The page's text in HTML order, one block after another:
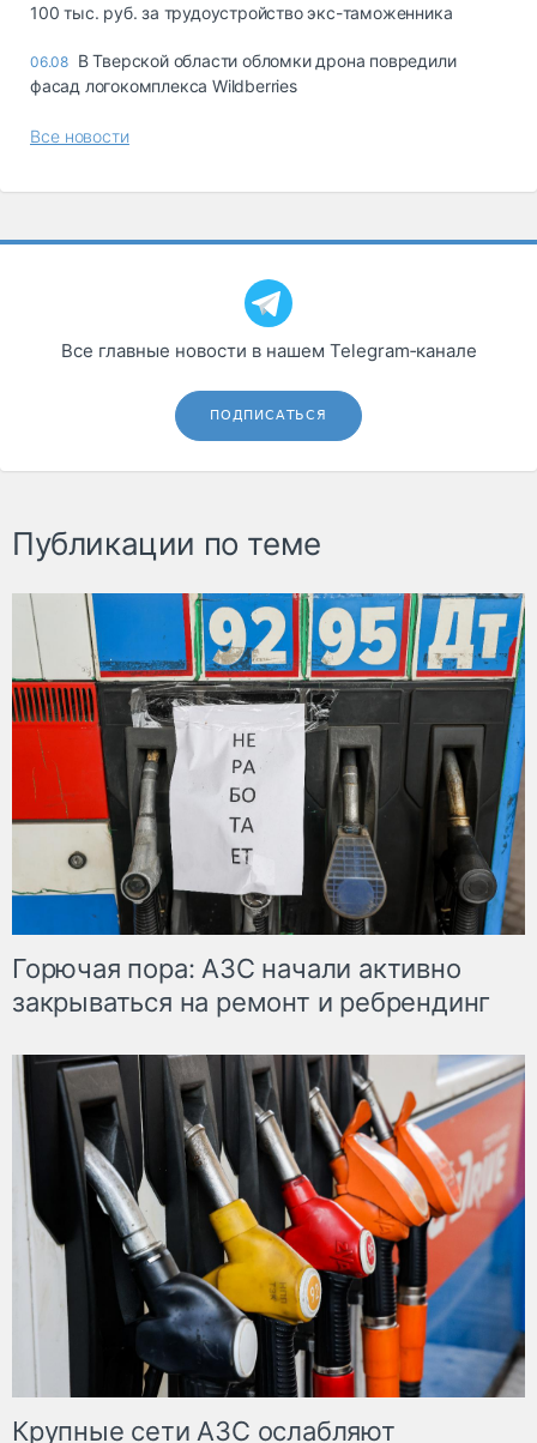
100 тыс. руб. за трудоустройство экс-таможенника
06.08 В Тверской области обломки дрона повредили
фасад логокомплекса Wildberries
Все новости
Все главные новости в нашем Telegram‑канале
ПОДПИСАТЬСЯ
Публикации по теме
Горючая пора: АЗС начали активно
закрываться на ремонт и ребрендинг
Крупные сети АЗС ослабляют